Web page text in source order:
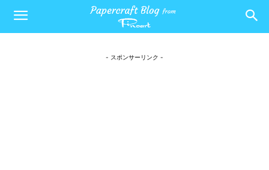
- スポンサーリンク -